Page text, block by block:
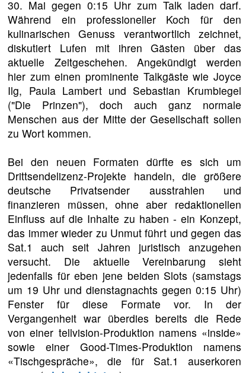
30. Mai gegen 0:15 Uhr zum Talk laden darf.
Während ein professioneller Koch für den
kulinarischen Genuss verantwortlich zeichnet,
diskutiert Lufen mit ihren Gästen über das
aktuelle Zeitgeschehen. Angekündigt werden
hier zum einen prominente Talkgäste wie Joyce
Ilg, Paula Lambert und Sebastian Krumbiegel
("Die Prinzen"), doch auch ganz normale
Menschen aus der Mitte der Gesellschaft sollen
zu Wort kommen.
Bei den neuen Formaten dürfte es sich um
Drittsendelizenz-Projekte handeln, die größere
deutsche Privatsender ausstrahlen und
finanzieren müssen, ohne aber redaktionellen
Einfluss auf die Inhalte zu haben - ein Konzept,
das immer wieder zu Unmut führt und gegen das
Sat.1 auch seit Jahren juristisch anzugehen
versucht. Die aktuelle Vereinbarung sieht
jedenfalls für eben jene beiden Slots (samstags
um 19 Uhr und dienstagnachts gegen 0:15 Uhr)
Fenster für diese Formate vor. In der
Vergangenheit war überdies bereits die Rede
von einer tellvision-Produktion namens «inside»
sowie einer Good-Times-Produktion namens
«Tischgespräche», die für Sat.1 auserkoren